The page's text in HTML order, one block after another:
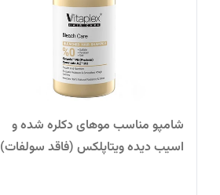
شامپو مناسب موهای دکلره شده و
اسیب دیده ویتاپلکس (فاقد سولفات)